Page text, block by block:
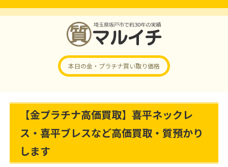
本日の金・プラチナ買い取り価格
【金プラチナ高価買取】喜平ネックレ
ス・喜平ブレスなど高価買取・質預かり
します